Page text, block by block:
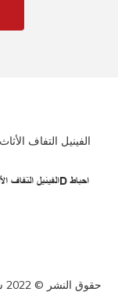
الفينيل التفاف الأثاث الخشبي 3D احباط
حقوق النشر © 2022 شركة فوشان كوالالمبور لمواد الديكور المحدودة |